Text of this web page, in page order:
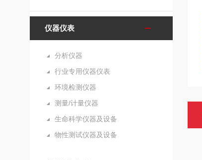
仪器仪表
分析仪器
行业专用仪器仪表
环境检测仪器
测量/计量仪器
生命科学仪器及设备
物性测试仪器及设备